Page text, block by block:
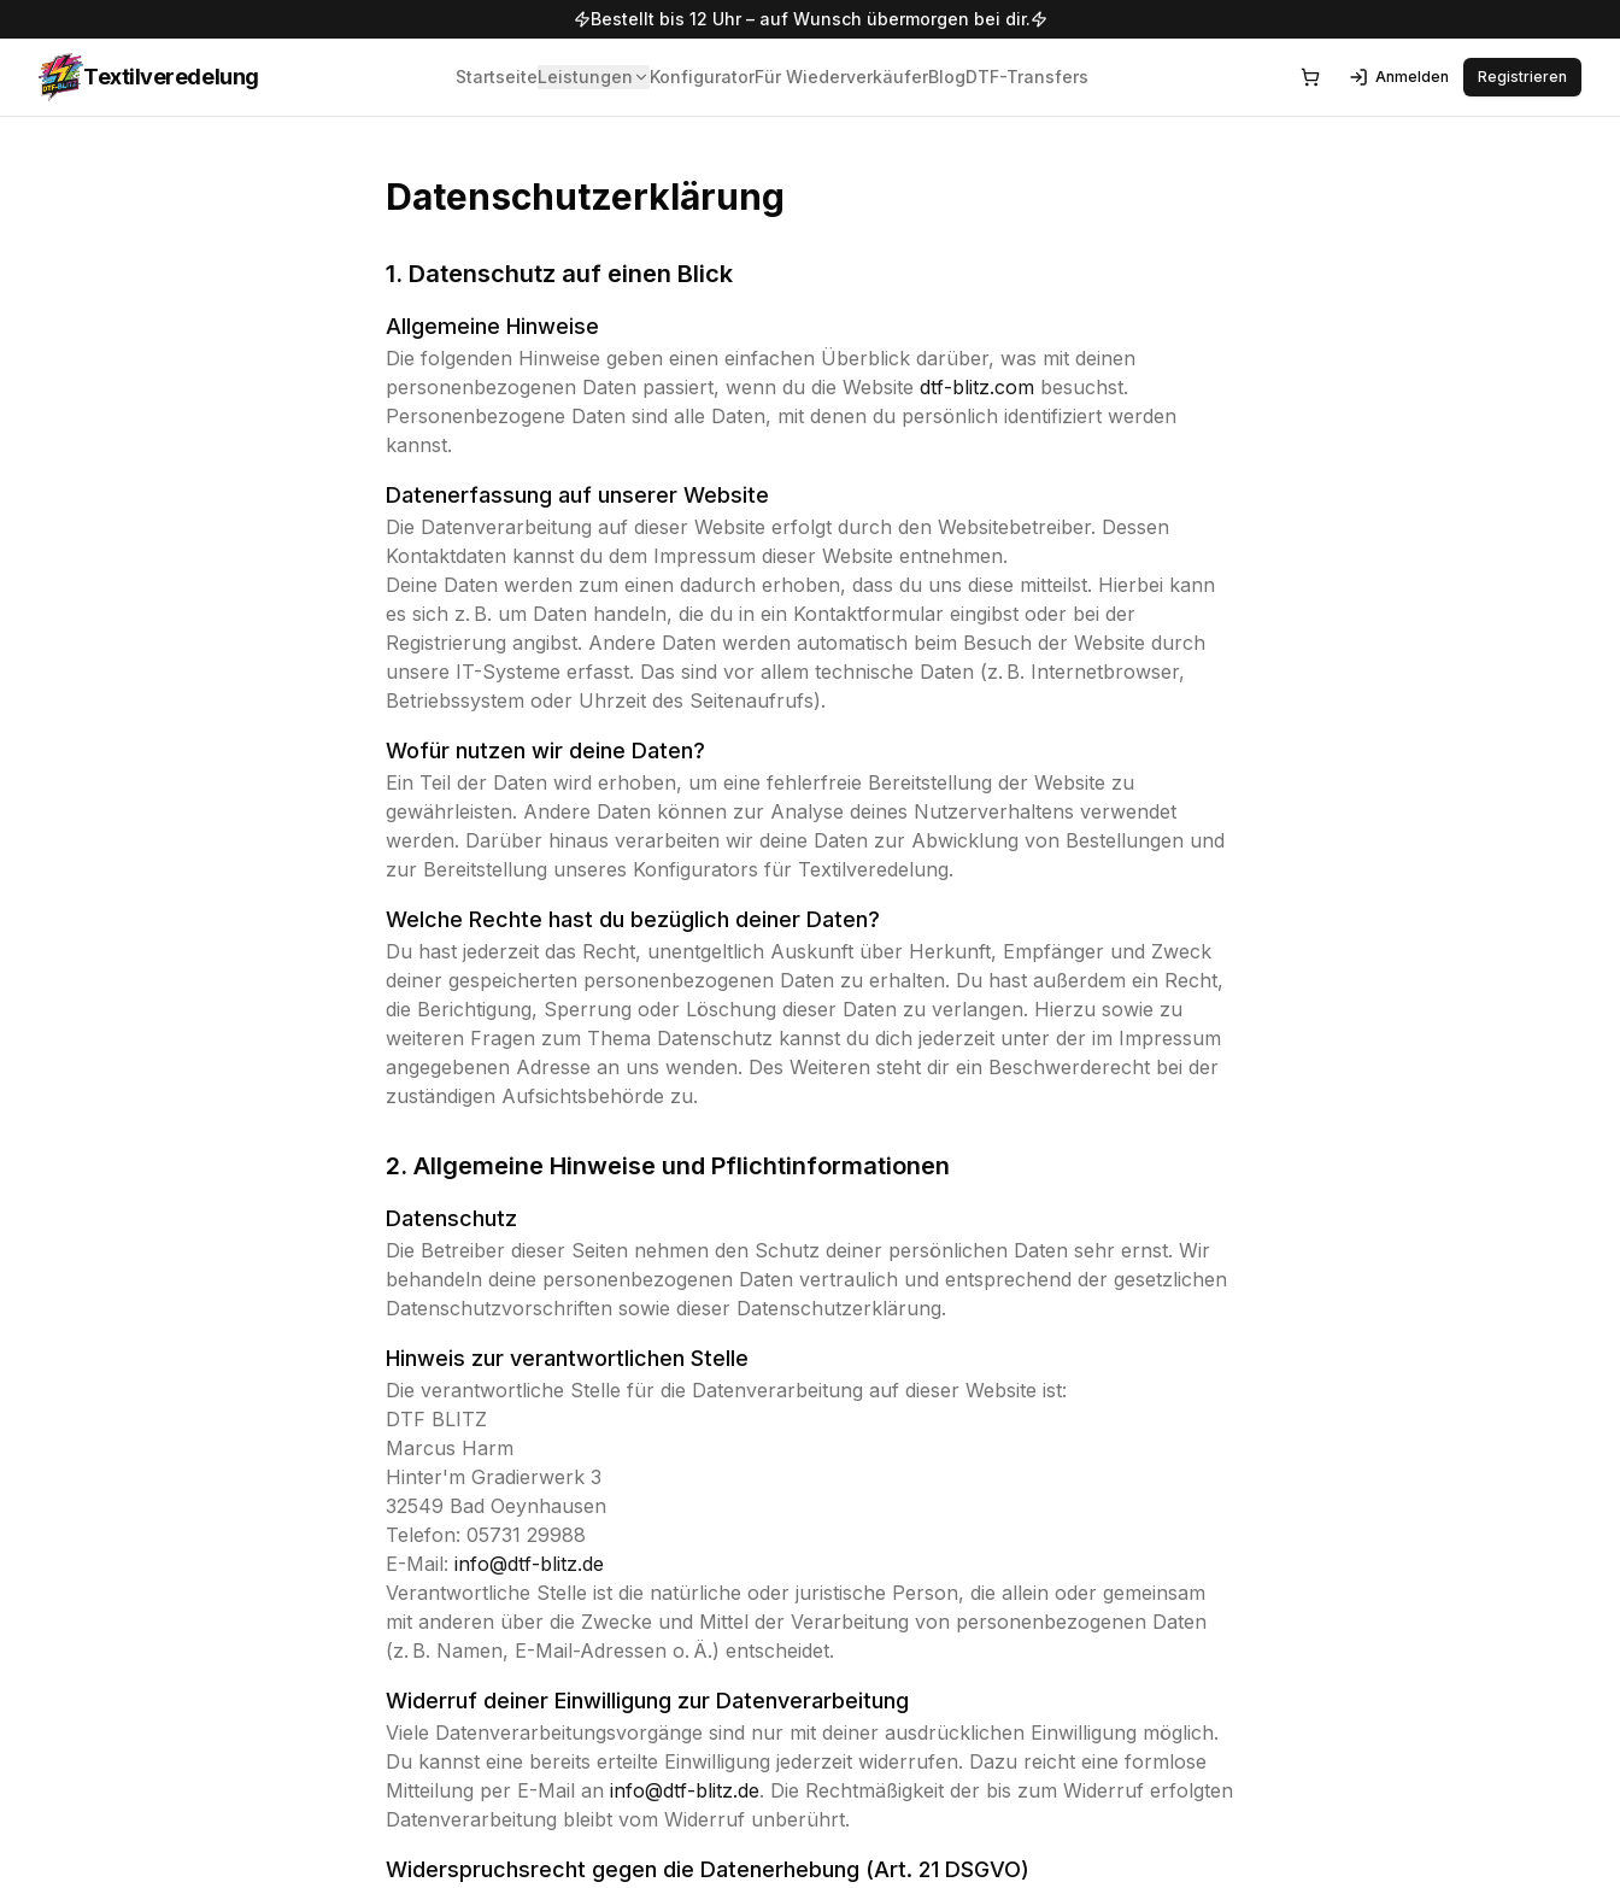
Bestellt bis 12 Uhr – auf Wunsch übermorgen bei dir.
Textilveredelung StartseiteLeistungen KonfiguratorFür WiederverkäuferBlogDTF-Transfers Anmelden Registrieren
Datenschutzerklärung
1. Datenschutz auf einen Blick
Allgemeine Hinweise
Die folgenden Hinweise geben einen einfachen Überblick darüber, was mit deinen
personenbezogenen Daten passiert, wenn du die Website dtf-blitz.com besuchst.
Personenbezogene Daten sind alle Daten, mit denen du persönlich identifiziert werden
kannst.
Datenerfassung auf unserer Website
Die Datenverarbeitung auf dieser Website erfolgt durch den Websitebetreiber. Dessen
Kontaktdaten kannst du dem Impressum dieser Website entnehmen.
Deine Daten werden zum einen dadurch erhoben, dass du uns diese mitteilst. Hierbei kann
es sich z. B. um Daten handeln, die du in ein Kontaktformular eingibst oder bei der
Registrierung angibst. Andere Daten werden automatisch beim Besuch der Website durch
unsere IT-Systeme erfasst. Das sind vor allem technische Daten (z. B. Internetbrowser,
Betriebssystem oder Uhrzeit des Seitenaufrufs).
Wofür nutzen wir deine Daten?
Ein Teil der Daten wird erhoben, um eine fehlerfreie Bereitstellung der Website zu
gewährleisten. Andere Daten können zur Analyse deines Nutzerverhaltens verwendet
werden. Darüber hinaus verarbeiten wir deine Daten zur Abwicklung von Bestellungen und
zur Bereitstellung unseres Konfigurators für Textilveredelung.
Welche Rechte hast du bezüglich deiner Daten?
Du hast jederzeit das Recht, unentgeltlich Auskunft über Herkunft, Empfänger und Zweck
deiner gespeicherten personenbezogenen Daten zu erhalten. Du hast außerdem ein Recht,
die Berichtigung, Sperrung oder Löschung dieser Daten zu verlangen. Hierzu sowie zu
weiteren Fragen zum Thema Datenschutz kannst du dich jederzeit unter der im Impressum
angegebenen Adresse an uns wenden. Des Weiteren steht dir ein Beschwerderecht bei der
zuständigen Aufsichtsbehörde zu.
2. Allgemeine Hinweise und Pflichtinformationen
Datenschutz
Die Betreiber dieser Seiten nehmen den Schutz deiner persönlichen Daten sehr ernst. Wir
behandeln deine personenbezogenen Daten vertraulich und entsprechend der gesetzlichen
Datenschutzvorschriften sowie dieser Datenschutzerklärung.
Hinweis zur verantwortlichen Stelle
Die verantwortliche Stelle für die Datenverarbeitung auf dieser Website ist:
DTF BLITZ
Marcus Harm
Hinter'm Gradierwerk 3
32549 Bad Oeynhausen
Telefon: 05731 29988
E-Mail: info@dtf-blitz.de
Verantwortliche Stelle ist die natürliche oder juristische Person, die allein oder gemeinsam
mit anderen über die Zwecke und Mittel der Verarbeitung von personenbezogenen Daten
(z. B. Namen, E-Mail-Adressen o. Ä.) entscheidet.
Widerruf deiner Einwilligung zur Datenverarbeitung
Viele Datenverarbeitungsvorgänge sind nur mit deiner ausdrücklichen Einwilligung möglich.
Du kannst eine bereits erteilte Einwilligung jederzeit widerrufen. Dazu reicht eine formlose
Mitteilung per E-Mail an info@dtf-blitz.de. Die Rechtmäßigkeit der bis zum Widerruf erfolgten
Datenverarbeitung bleibt vom Widerruf unberührt.
Widerspruchsrecht gegen die Datenerhebung (Art. 21 DSGVO)